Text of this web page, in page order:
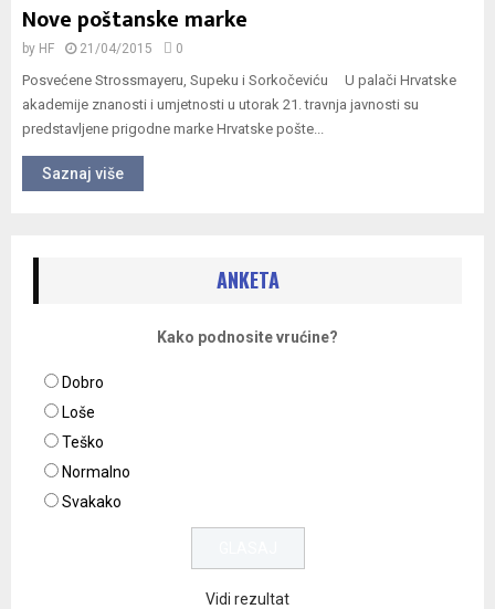
Nove poštanske marke
by HF 21/04/2015 0
Posvećene Strossmayeru, Supeku i Sorkočeviću U palači Hrvatske
akademije znanosti i umjetnosti u utorak 21. travnja javnosti su
predstavljene prigodne marke Hrvatske pošte...
Saznaj više
ANKETA
Kako podnosite vrućine?
Dobro
Loše
Teško
Normalno
Svakako
Vidi rezultat